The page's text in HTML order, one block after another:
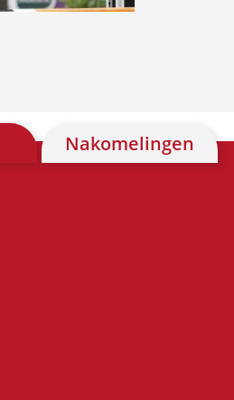
Nakomelingen